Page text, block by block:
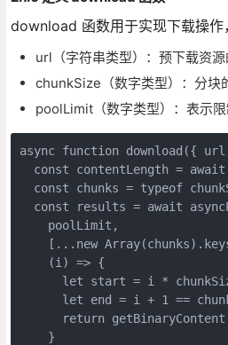
download 函数用于实现下载操作
url（字符串类型）：预下载资源
chunkSize（数字类型）：分块
poolLimit（数字类型）：表示限
async function download({
const contentLength =
const chunks = typeof
const results = await
poolLimit,
[...new
(i) => {
let start = i *
let end = i + 1 ==
return
}